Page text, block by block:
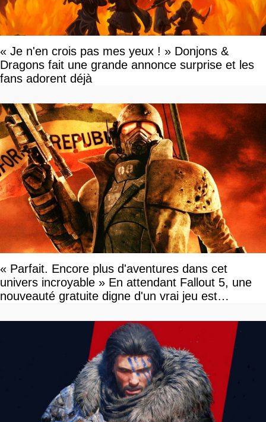
« Je n'en crois pas mes yeux ! » Donjons &
Dragons fait une grande annonce surprise et les
fans adorent déjà
« Parfait. Encore plus d'aventures dans cet
univers incroyable » En attendant Fallout 5, une
nouveauté gratuite digne d'un vrai jeu est